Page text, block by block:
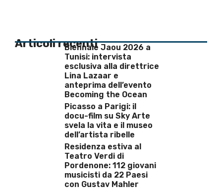
Articoli recentiBiennale Jaou 2026 a
Tunisi: intervista
esclusiva alla direttrice
Lina Lazaar e
anteprima dell’evento
Becoming the Ocean
Picasso a Parigi: il
docu-film su Sky Arte
svela la vita e il museo
dell’artista ribelle
Residenza estiva al
Teatro Verdi di
Pordenone: 112 giovani
musicisti da 22 Paesi
con Gustav Mahler